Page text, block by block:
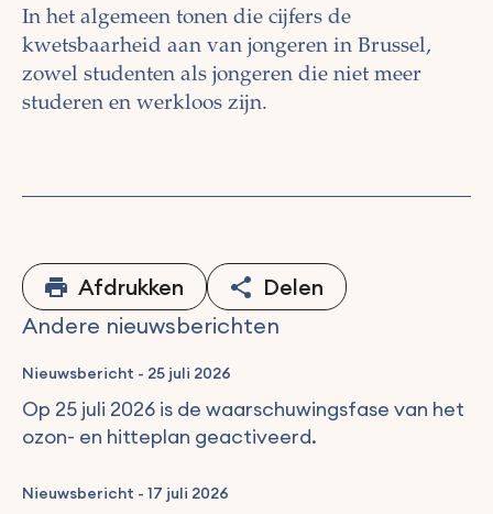
In het algemeen tonen die cijfers de
kwetsbaarheid aan van jongeren in Brussel,
zowel studenten als jongeren die niet meer
studeren en werkloos zijn.
Afdrukken
Delen
Andere nieuwsberichten
Nieuwsbericht - 25 juli 2026
Op 25 juli 2026 is de waarschuwingsfase van het
ozon- en hitteplan geactiveerd.
Nieuwsbericht - 17 juli 2026